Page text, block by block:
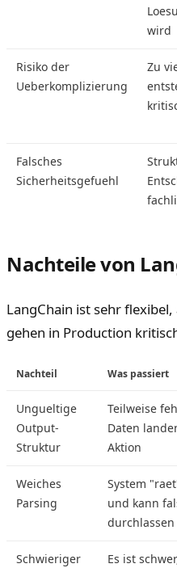
wird
Risiko der
Ueberkomplizierung
Zu
Falsches
Sicherheitsgefuehl
Nachteile von
LangChain ist sehr
gehen in Production
Nachteil Was passiert
Ungueltige
Output-
Struktur
Teilweise
Daten
Aktion
Weiches
Parsing
System
und kann
durchlassen
Schwieriger
Es ist